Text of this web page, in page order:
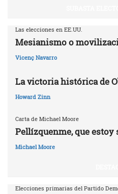
Las elecciones en EE.UU.
Mesianismo o
Vicenç Navarro
La victoria histórica de
Howard Zinn
Carta de Michael Moore
Pellízquenme, que estoy
Michael Moore
Elecciones primarias del Partido